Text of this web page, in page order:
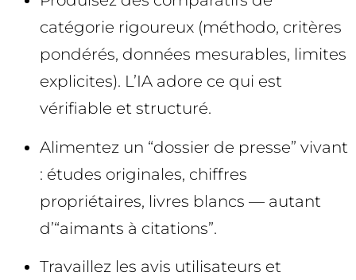
catégorie rigoureux (méthodo, critères
pondérés, données mesurables, limites
explicites). L’IA adore ce qui est
vérifiable et structuré.
Alimentez un “dossier de presse” vivant
: études originales, chiffres
propriétaires, livres blancs — autant
d’“aimants à citations”.
Travaillez les avis utilisateurs et